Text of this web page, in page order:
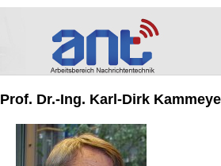
Prof. Dr.-Ing. Karl-Dirk